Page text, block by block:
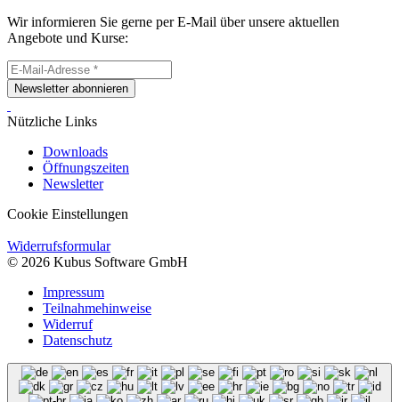
Wir informieren Sie gerne per E-Mail über unsere aktuellen
Angebote und Kurse:
Newsletter abonnieren
Nützliche Links
Downloads
Öffnungszeiten
Newsletter
Cookie Einstellungen
Widerrufsformular
© 2026 Kubus Software GmbH
Impressum
Teilnahmehinweise
Widerruf
Datenschutz